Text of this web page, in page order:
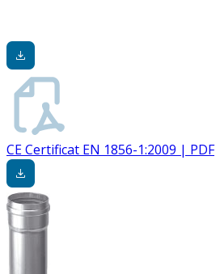
CE Certificat EN 1856-1:2009 | PDF